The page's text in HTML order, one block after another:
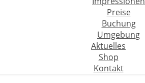
Preise
Buchung
Umgebung
Aktuelles
Shop
Kontakt